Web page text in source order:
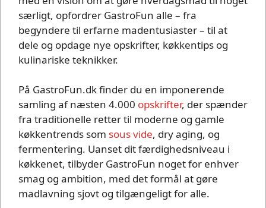
særligt, opfordrer GastroFun alle – fra
begyndere til erfarne madentusiaster – til at
dele og opdage nye opskrifter, køkkentips og
kulinariske teknikker.
På GastroFun.dk finder du en imponerende
samling af næsten 4.000 opskrifter, der spænder
fra traditionelle retter til moderne og gamle
køkkentrends som sous vide, dry aging, og
fermentering. Uanset dit færdighedsniveau i
køkkenet, tilbyder GastroFun noget for enhver
smag og ambition, med det formål at gøre
madlavning sjovt og tilgængeligt for alle.